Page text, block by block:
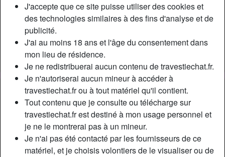
J'accepte que ce site puisse utiliser des cookies et
des technologies similaires à des fins d'analyse et de
publicité.
J'ai au moins 18 ans et l'âge du consentement dans
mon lieu de résidence.
Je ne redistribuerai aucun contenu de travestiechat.fr.
Je n'autoriserai aucun mineur à accéder à
travestiechat.fr ou à tout matériel qu'il contient.
Tout contenu que je consulte ou télécharge sur
travestiechat.fr est destiné à mon usage personnel et
je ne le montrerai pas à un mineur.
Je n'ai pas été contacté par les fournisseurs de ce
matériel, et je choisis volontiers de le visualiser ou de
Nickname:
LydieDembélé
Âge:
22
Pays:
France
Département:
Paris
Sexe:
Transexuelle